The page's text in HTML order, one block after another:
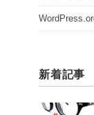
新着記事